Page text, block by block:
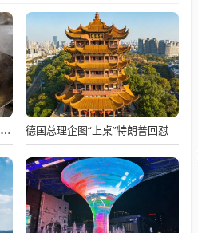
九三纪念活动8万只气球全部可降解 德国总理企图“上桌”特朗普回怼